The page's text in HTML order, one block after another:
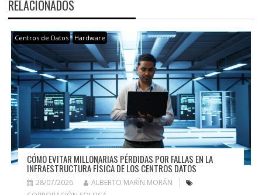
RELACIONADOS
Centros de Datos Hardware
CÓMO EVITAR MILLONARIAS PÉRDIDAS POR FALLAS EN LA
INFRAESTRUCTURA FÍSICA DE LOS CENTROS DATOS
28/07/2026
ALBERTO MARÍN MORÁN